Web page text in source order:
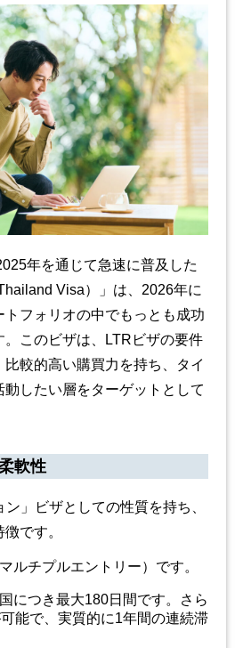
年を通じて急速に普及した
Visa）」は、2026年に
フォリオの中でもっとも成功
。このビザは、LTRビザの要件
較的高い購買力を持ち、タイ
したい層をターゲットとして
軟性
」ビザとしての性質を持ち、
です。
ルチプルエントリー）です。
につき最大180日間です。さら
能で、実質的に1年間の連続滞